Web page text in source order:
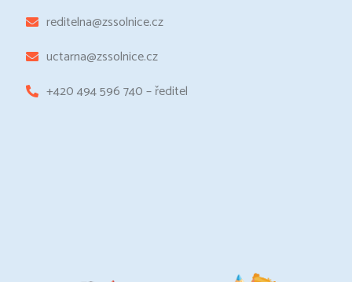
reditelna@zssolnice.cz
uctarna@zssolnice.cz
+420 494 596 740 – ředitel